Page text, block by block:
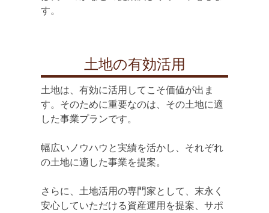
す。
土地の有効活用
土地は、有効に活用してこそ価値が出ま
す。そのために重要なのは、その土地に適
した事業プランです。
幅広いノウハウと実績を活かし、それぞれ
の土地に適した事業を提案。
さらに、土地活用の専門家として、末永く
安心していただける資産運用を提案、サポ